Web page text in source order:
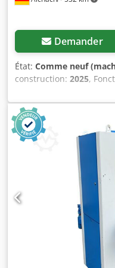
Demander
État: Comme neuf
construction: 2025,
, Machine
fonctionnement. Moteur
d’enlèvement de
adaptée à une
professionnel.
caoutchouc dur pour
lisses. Tambour arrière
un enlèvement contrôlé
deux étages pour
bois. Plateau
avec précision sur
double raccord
évacuation efficace de
de la hauteur, réglage